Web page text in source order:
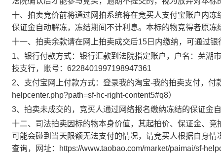
十、拍卖竞价前将通过网拍系统将在竞买人支付宝账户内
保证金自动解冻，冻结期间不计利息。本标的物竞得者原
十一、拍卖余款请在网上拍卖成交后15 日内缴纳，可通过
1、银行付款方式：银行汇款到法院指定账户，户名：芜湖
技支行，账号： 6228401997198947361
2、支付宝网上付款方式：登录我的淘宝-我的拍卖支付，付
helpcenter.php?path=sf-hc-right-content5#q8）
3、拍卖未成交的，竞买人通过网络报名缴纳冻结的保证金
十二、司法拍卖因标的物本身价值，其起拍价、保证金、
可能会碰到当天限额无法支付的情况，请竞买人根据自身
查询，网址：
https://www.taobao.com/market/paimai/sf-